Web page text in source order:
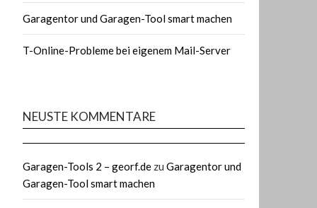
Garagentor und Garagen-Tool smart machen
T-Online-Probleme bei eigenem Mail-Server
NEUSTE KOMMENTARE
Garagen-Tools 2 – georf.de zu Garagentor und
Garagen-Tool smart machen